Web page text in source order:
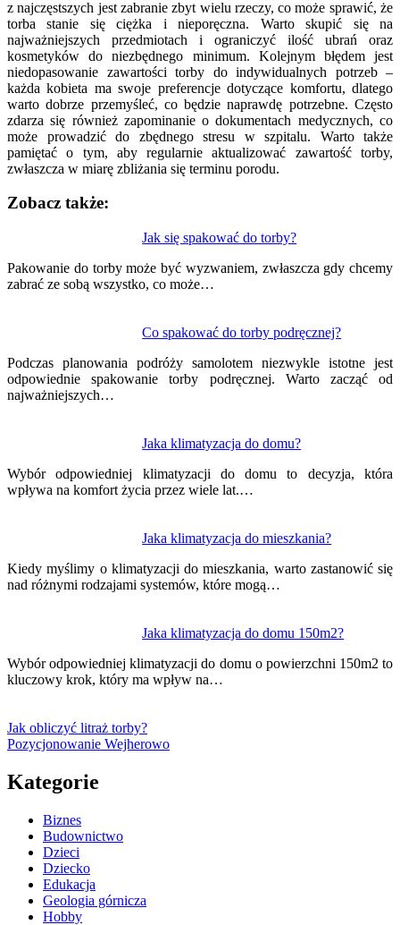
z najczęstszych jest zabranie zbyt wielu rzeczy, co może sprawić, że
torba stanie się ciężka i nieporęczna. Warto skupić się na
najważniejszych przedmiotach i ograniczyć ilość ubrań oraz
kosmetyków do niezbędnego minimum. Kolejnym błędem jest
niedopasowanie zawartości torby do indywidualnych potrzeb –
każda kobieta ma swoje preferencje dotyczące komfortu, dlatego
warto dobrze przemyśleć, co będzie naprawdę potrzebne. Często
zdarza się również zapominanie o dokumentach medycznych, co
może prowadzić do zbędnego stresu w szpitalu. Warto także
pamiętać o tym, aby regularnie aktualizować zawartość torby,
zwłaszcza w miarę zbliżania się terminu porodu.
Zobacz także:
Jak się spakować do torby?
Pakowanie do torby może być wyzwaniem, zwłaszcza gdy chcemy
zabrać ze sobą wszystko, co może…
Co spakować do torby podręcznej?
Podczas planowania podróży samolotem niezwykle istotne jest
odpowiednie spakowanie torby podręcznej. Warto zacząć od
najważniejszych…
Jaka klimatyzacja do domu?
Wybór odpowiedniej klimatyzacji do domu to decyzja, która
wpływa na komfort życia przez wiele lat.…
Jaka klimatyzacja do mieszkania?
Kiedy myślimy o klimatyzacji do mieszkania, warto zastanowić się
nad różnymi rodzajami systemów, które mogą…
Jaka klimatyzacja do domu 150m2?
Wybór odpowiedniej klimatyzacji do domu o powierzchni 150m2 to
kluczowy krok, który ma wpływ na…
wpisu
Jak obliczyć litraż torby?
Pozycjonowanie Wejherowo
Kategorie
Biznes
Budownictwo
Dzieci
Dziecko
Edukacja
Geologia górnicza
Hobby